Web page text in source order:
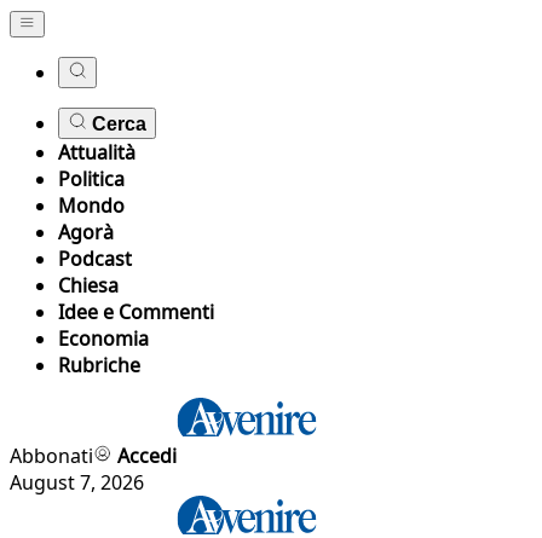
Cerca
Attualità
Politica
Mondo
Agorà
Podcast
Chiesa
Idee e Commenti
Economia
Rubriche
Abbonati
Accedi
August 7, 2026